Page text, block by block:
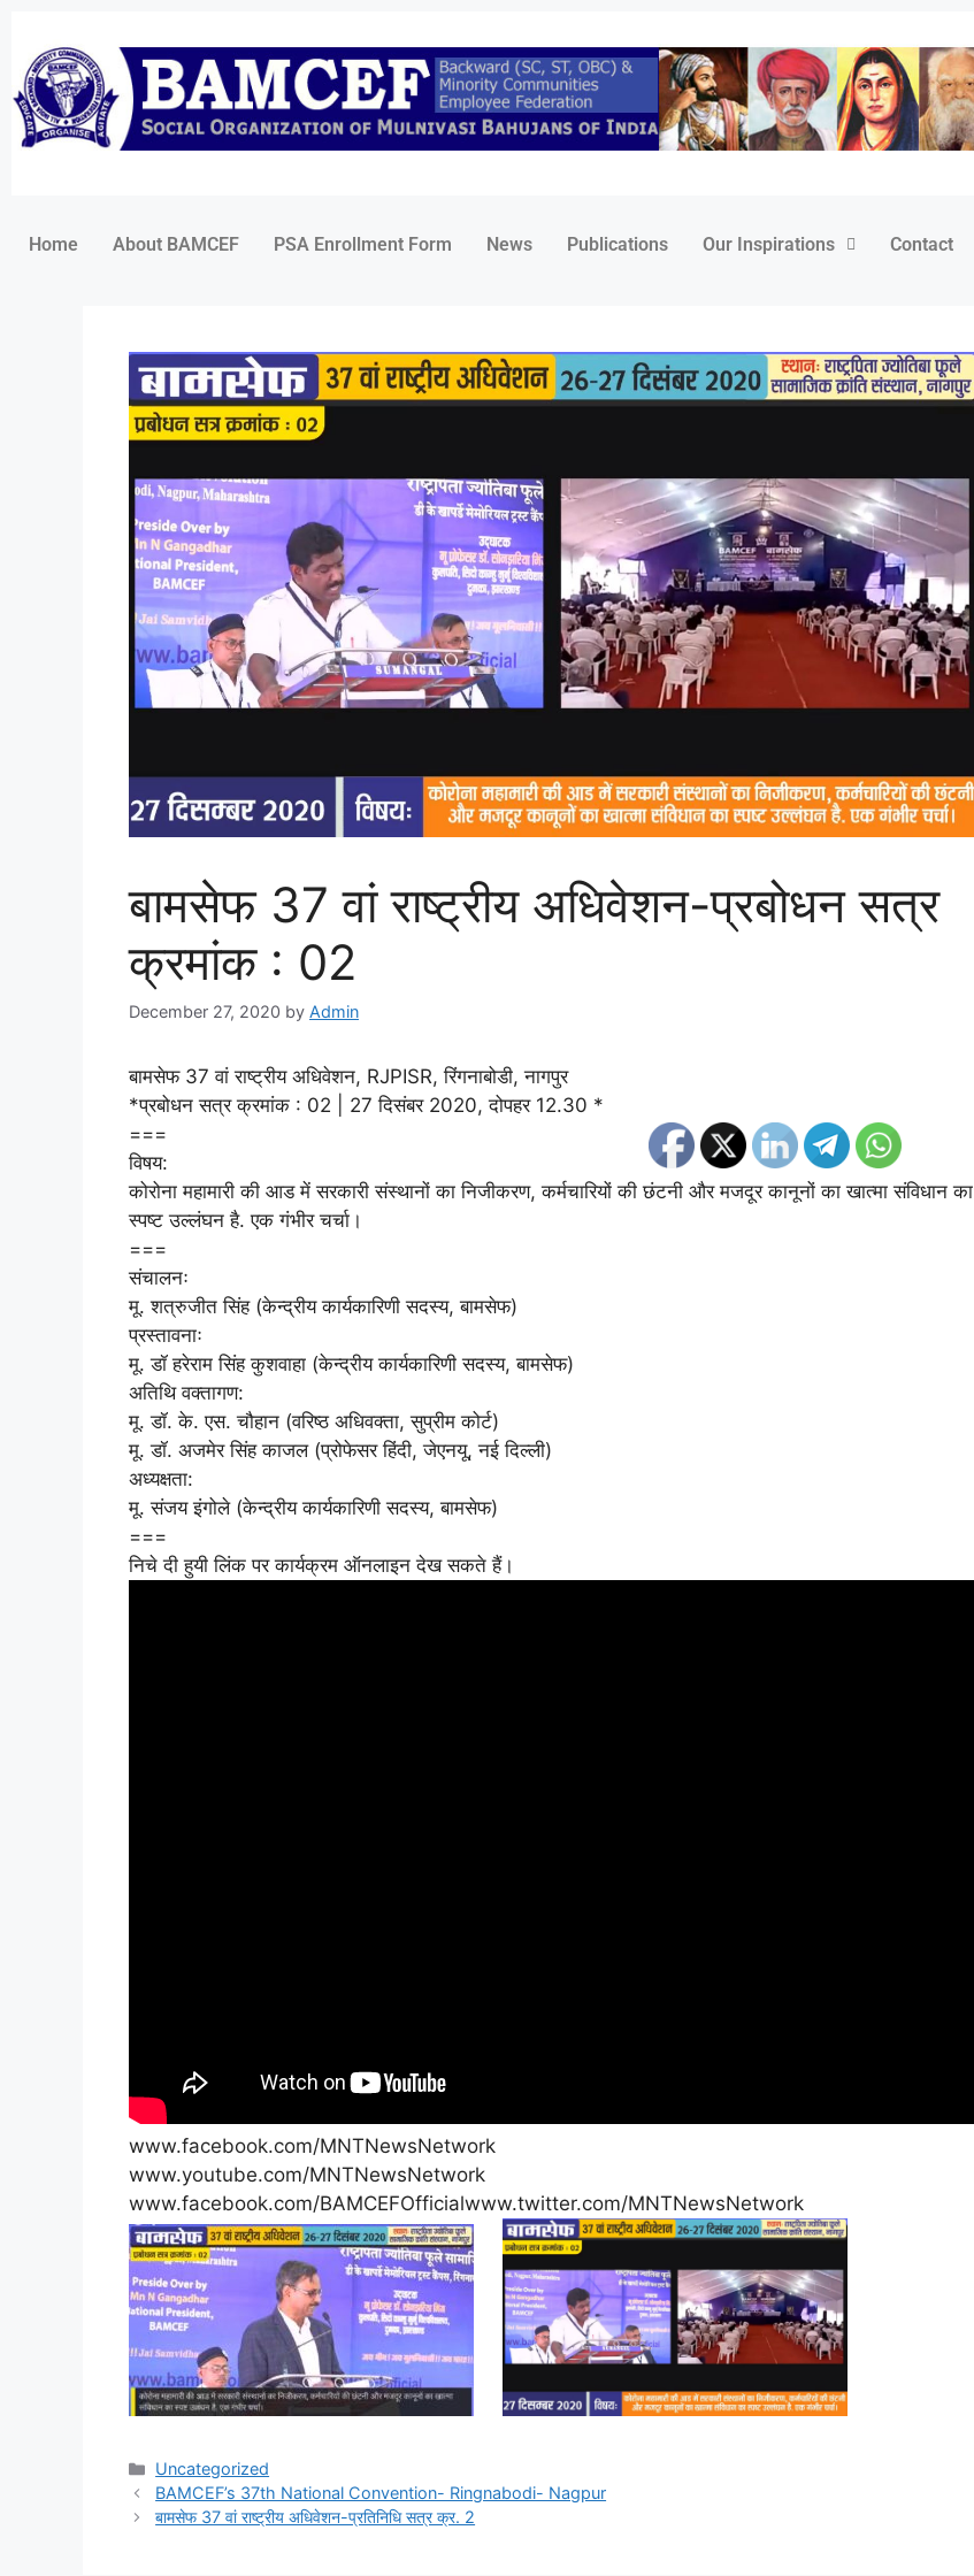
Home About BAMCEF PSA Enrollment Form News Publications Our Inspirations Contact
बामसेफ 37 वां राष्ट्रीय अधिवेशन-प्रबोधन सत्र
क्रमांक : 02
December 27, 2020 by Admin
बामसेफ 37 वां राष्ट्रीय अधिवेशन, RJPISR, रिंगनाबोडी, नागपुर
*प्रबोधन सत्र क्रमांक : 02 | 27 दिसंबर 2020, दोपहर 12.30 *
===
विषय:
कोरोना महामारी की आड में सरकारी संस्थानों का निजीकरण, कर्मचारियों की छंटनी और मजदूर कानूनों का खात्मा संविधान का
स्पष्ट उल्लंघन है. एक गंभीर चर्चा।
===
संचालनः
मू. शत्रुजीत सिंह (केन्द्रीय कार्यकारिणी सदस्य, बामसेफ)
प्रस्तावनाः
मू. डॉ हरेराम सिंह कुशवाहा (केन्द्रीय कार्यकारिणी सदस्य, बामसेफ)
अतिथि वक्तागण:
मू. डॉ. के. एस. चौहान (वरिष्ठ अधिवक्ता, सुप्रीम कोर्ट)
मू. डॉ. अजमेर सिंह काजल (प्रोफेसर हिंदी, जेएनयू, नई दिल्ली)
अध्यक्षता:
मू. संजय इंगोले (केन्द्रीय कार्यकारिणी सदस्य, बामसेफ)
===
निचे दी हुयी लिंक पर कार्यक्रम ऑनलाइन देख सकते हैं।
www.facebook.com/MNTNewsNetwork
www.youtube.com/MNTNewsNetwork
www.facebook.com/BAMCEFOfficialwww.twitter.com/MNTNewsNetwork
Uncategorized
BAMCEF’s 37th National Convention- Ringnabodi- Nagpur
बामसेफ 37 वां राष्ट्रीय अधिवेशन-प्रतिनिधि सत्र क्र. 2